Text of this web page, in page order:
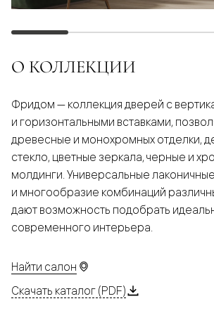
О КОЛЛЕКЦИИ
Фридом — коллекция дверей с
и горизонтальными вставками,
древесные и монохромных отделки,
стекло, цветные зеркала, черные и
молдинги. Универсальные
и многообразие комбинаций
дают возможность подобрать
современного интерьера.
Найти салон
Скачать каталог (PDF)